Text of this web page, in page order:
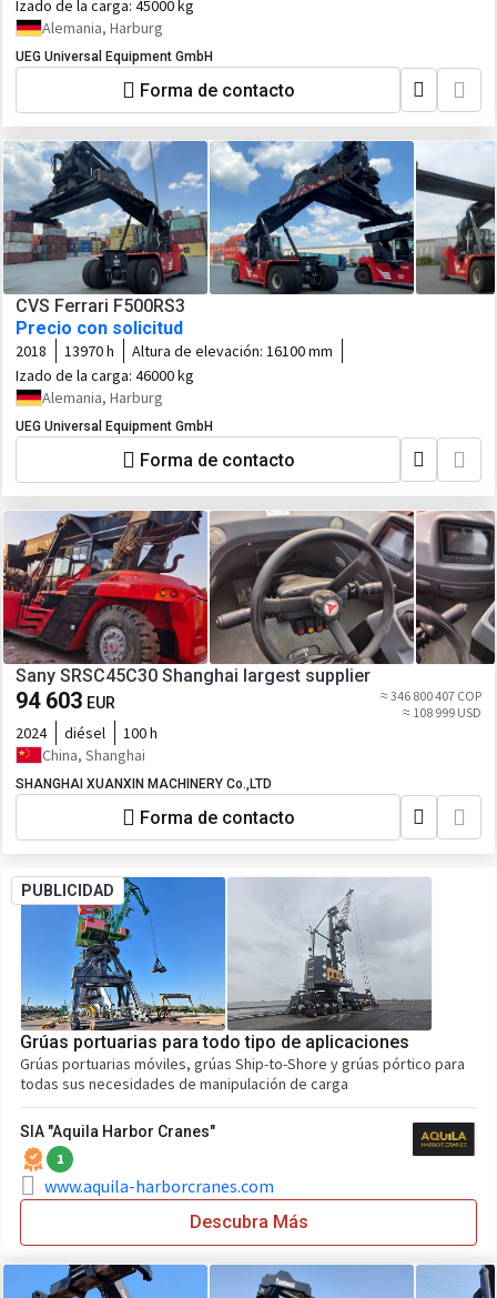
Izado de la carga: 45000 kg
Alemania, Harburg
UEG Universal Equipment GmbH
Forma de contacto
CVS Ferrari F500RS3
Precio con solicitud
2018 13970 h Altura de elevación: 16100 mm
Izado de la carga: 46000 kg
Alemania, Harburg
UEG Universal Equipment GmbH
Forma de contacto
Sany SRSC45C30 Shanghai largest supplier
94 603 EUR
≈ 346 800 407 COP
≈ 108 999 USD
2024 diésel
100 h
China, Shanghai
SHANGHAI XUANXIN MACHINERY Co.,LTD
Forma de contacto
PUBLICIDAD
Grúas portuarias para todo tipo de aplicaciones
Grúas portuarias móviles, grúas Ship-to-Shore y grúas pórtico para
todas sus necesidades de manipulación de carga
SIA "Aquila Harbor Cranes"
1
www.aquila-harborcranes.com
Descubra Más